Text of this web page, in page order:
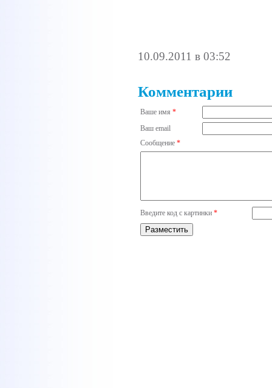
10.09.2011 в 03:52
Комментарии
Ваше имя *
Ваш email
Сообщение *
Введите код с картинки *
Разместить